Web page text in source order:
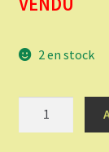
2 en stock